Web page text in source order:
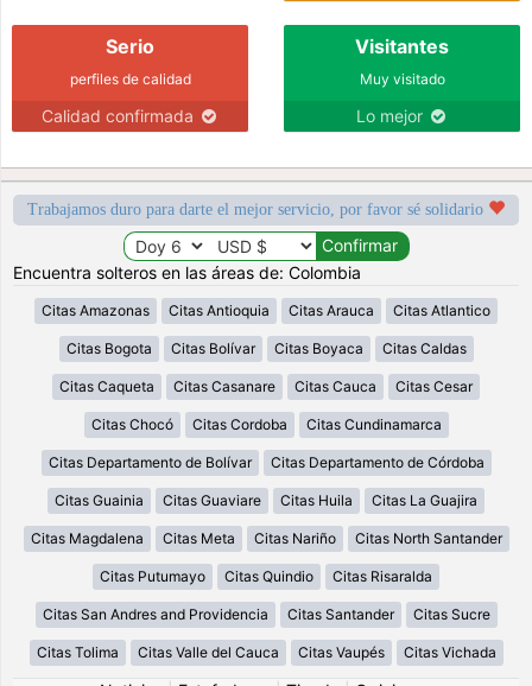
Serio
perfiles de calidad
Calidad confirmada
Visitantes
Muy visitado
Lo mejor
Trabajamos duro para darte el mejor servicio, por favor sé solidario
Encuentra solteros en las áreas de: Colombia
Citas Amazonas Citas Antioquia Citas Arauca Citas Atlantico
Citas Bogota Citas Bolívar Citas Boyaca Citas Caldas
Citas Caqueta Citas Casanare Citas Cauca Citas Cesar
Citas Chocó Citas Cordoba Citas Cundinamarca
Citas Departamento de Bolívar Citas Departamento de Córdoba
Citas Guainia Citas Guaviare Citas Huila Citas La Guajira
Citas Magdalena Citas Meta Citas Nariño Citas North Santander
Citas Putumayo Citas Quindio Citas Risaralda
Citas San Andres and Providencia Citas Santander Citas Sucre
Citas Tolima Citas Valle del Cauca Citas Vaupés Citas Vichada